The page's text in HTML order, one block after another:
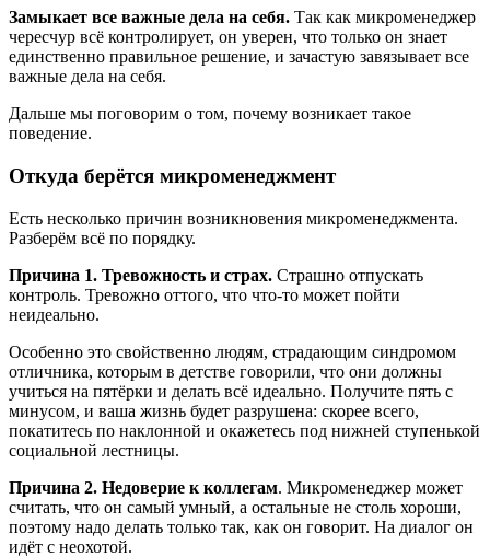
Замыкает все важные дела на себя. Так как микроменеджер
чересчур всё контролирует, он уверен, что только он знает
единственно правильное решение, и зачастую завязывает все
важные дела на себя.
Дальше мы поговорим о том, почему возникает такое
поведение.
Откуда берётся микроменеджмент
Есть несколько причин возникновения микроменеджмента.
Разберём всё по порядку.
Причина 1. Тревожность и страх. Страшно отпускать
контроль. Тревожно оттого, что что-то может пойти
неидеально.
Особенно это свойственно людям, страдающим синдромом
отличника, которым в детстве говорили, что они должны
учиться на пятёрки и делать всё идеально. Получите пять с
минусом, и ваша жизнь будет разрушена: скорее всего,
покатитесь по наклонной и окажетесь под нижней ступенькой
социальной лестницы.
Причина 2. Недоверие к коллегам. Микроменеджер может
считать, что он самый умный, а остальные не столь хороши,
поэтому надо делать только так, как он говорит. На диалог он
идёт с неохотой.